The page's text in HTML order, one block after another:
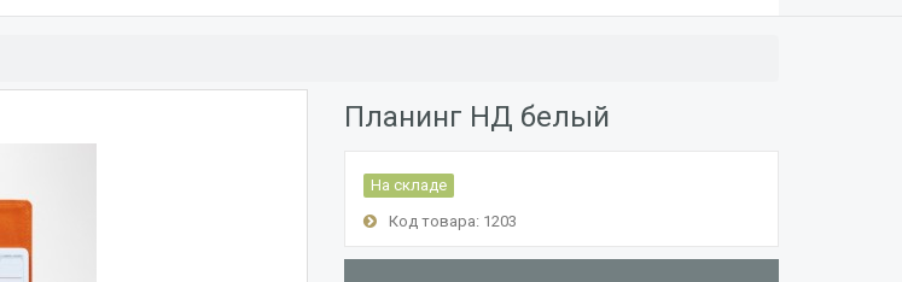
Планинг НД белый
На складе
Код товара: 1203